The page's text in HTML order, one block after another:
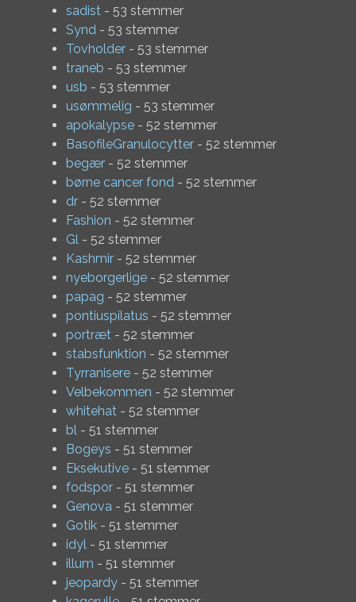
sadist - 53 stemmer
Synd - 53 stemmer
Tovholder - 53 stemmer
traneb - 53 stemmer
usb - 53 stemmer
usømmelig - 53 stemmer
apokalypse - 52 stemmer
BasofileGranulocytter - 52 stemmer
begær - 52 stemmer
børne cancer fond - 52 stemmer
dr - 52 stemmer
Fashion - 52 stemmer
Gl - 52 stemmer
Kashmir - 52 stemmer
nyeborgerlige - 52 stemmer
papag - 52 stemmer
pontiuspilatus - 52 stemmer
portræt - 52 stemmer
stabsfunktion - 52 stemmer
Tyrranisere - 52 stemmer
Velbekommen - 52 stemmer
whitehat - 52 stemmer
bl - 51 stemmer
Bogeys - 51 stemmer
Eksekutive - 51 stemmer
fodspor - 51 stemmer
Genova - 51 stemmer
Gotik - 51 stemmer
idyl - 51 stemmer
illum - 51 stemmer
jeopardy - 51 stemmer